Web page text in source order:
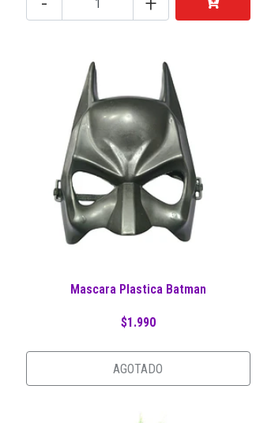
Mascara Plastica Batman
$1.990
AGOTADO